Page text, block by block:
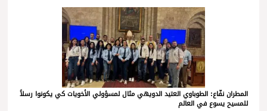
المطران نفّاع: الطوباوي العتيد الدويهي مثال لمسؤولي الأخويات كي يكونوا رسلاً
للمسيح يسوع في العالم